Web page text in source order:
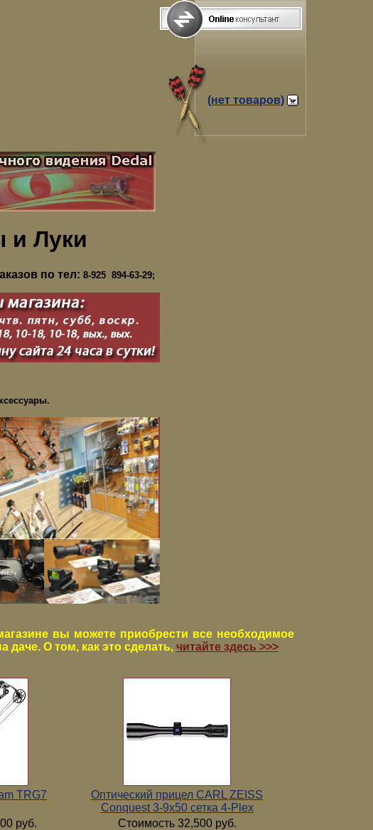
(нет товаров)
и Луки
по тел: 8-925 894-63-29;
вы можете приобрести все необходимое
даче. О том, как это сделать, читайте здесь >>>
TRG7
руб.
Оптический прицел CARL ZEISS
Conquest 3-9x50 сетка 4-Plex
Стоимость 32,500 руб.